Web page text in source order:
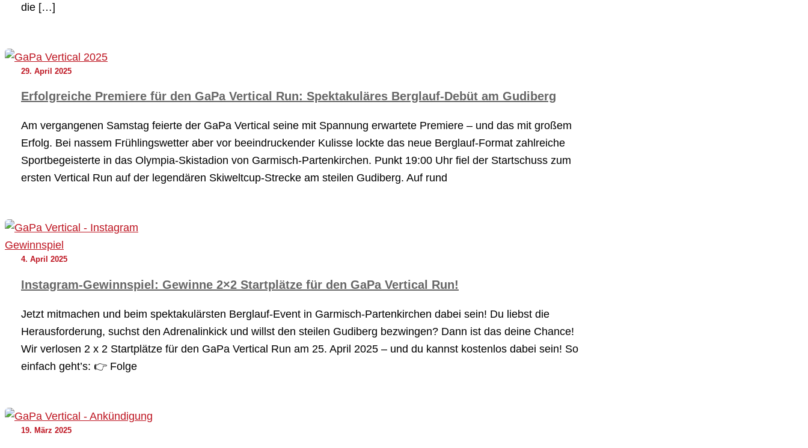
die […]
29. April 2025
Erfolgreiche Premiere für den GaPa Vertical Run: Spektakuläres Berglauf-Debüt am Gudiberg
Am vergangenen Samstag feierte der GaPa Vertical seine mit Spannung erwartete Premiere – und das mit großem
Erfolg. Bei nassem Frühlingswetter aber vor beeindruckender Kulisse lockte das neue Berglauf-Format zahlreiche
Sportbegeisterte in das Olympia-Skistadion von Garmisch-Partenkirchen. Punkt 19:00 Uhr fiel der Startschuss zum
ersten Vertical Run auf der legendären Skiweltcup-Strecke am steilen Gudiberg. Auf rund
4. April 2025
Instagram-Gewinnspiel: Gewinne 2×2 Startplätze für den GaPa Vertical Run!
Jetzt mitmachen und beim spektakulärsten Berglauf-Event in Garmisch-Partenkirchen dabei sein! Du liebst die
Herausforderung, suchst den Adrenalinkick und willst den steilen Gudiberg bezwingen? Dann ist das deine Chance!
Wir verlosen 2 x 2 Startplätze für den GaPa Vertical Run am 25. April 2025 – und du kannst kostenlos dabei sein! So
einfach geht’s: 👉 Folge
19. März 2025